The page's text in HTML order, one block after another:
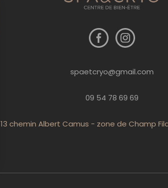
spaetcryo@gmail.com
09 54 78 69 69
13 chemin Albert Camus - zone de Champ